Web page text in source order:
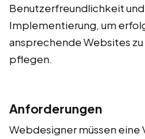
Benutzerfreundlichkeit
Implementierung, um
ansprechende Websites
pflegen.
Anforderungen
Webdesigner müssen eine